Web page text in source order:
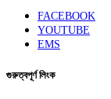
FACEBOOK
YOUTUBE
EMS
গুরুত্বপূর্ণ লিংক